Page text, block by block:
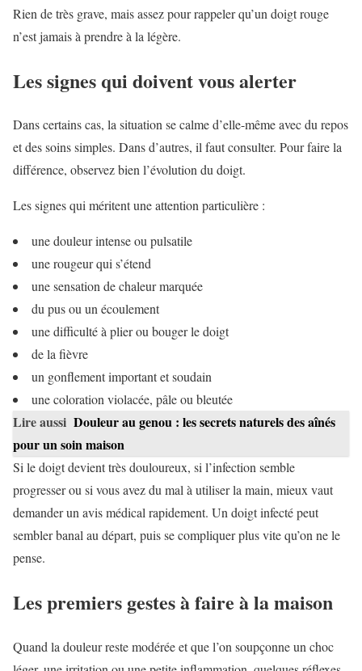
Rien de très grave, mais assez pour rappeler qu’un doigt rouge
n’est jamais à prendre à la légère.
Les signes qui doivent vous alerter
Dans certains cas, la situation se calme d’elle-même avec du repos
et des soins simples. Dans d’autres, il faut consulter. Pour faire la
différence, observez bien l’évolution du doigt.
Les signes qui méritent une attention particulière :
une douleur intense ou pulsatile
une rougeur qui s’étend
une sensation de chaleur marquée
du pus ou un écoulement
une difficulté à plier ou bouger le doigt
de la fièvre
un gonflement important et soudain
une coloration violacée, pâle ou bleutée
Lire aussi Douleur au genou : les secrets naturels des aînés
pour un soin maison
Si le doigt devient très douloureux, si l’infection semble
progresser ou si vous avez du mal à utiliser la main, mieux vaut
demander un avis médical rapidement. Un doigt infecté peut
sembler banal au départ, puis se compliquer plus vite qu’on ne le
pense.
Les premiers gestes à faire à la maison
Quand la douleur reste modérée et que l’on soupçonne un choc